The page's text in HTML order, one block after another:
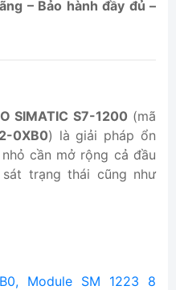
– Bảo hành đầy đủ –
SIMATIC S7-1200 (mã
0XB0) là giải pháp ổn
cần mở rộng cả đầu
trạng thái cũng như
Module SM 1223 8